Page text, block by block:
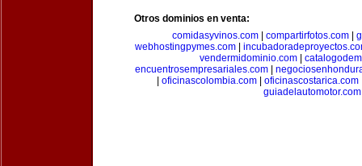
Otros dominios en venta:
comidasyvinos.com| compartirfotos.com|
webhostingpymes.com
vendermidominio.com|
encuentrosempresariales.com|
oficinascolombia.com| oficinascostarica.com
guiadelautomotor.com